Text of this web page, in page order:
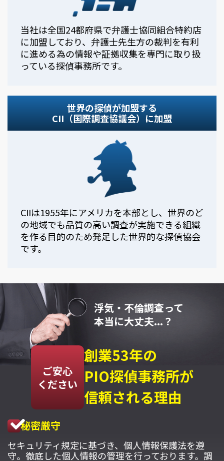
当社は全国24都府県で弁護士協同組合特約店
に加盟しており、弁護士先生方の裁判を有利
に進める為の情報や証拠収集を専門に取り扱
っている探偵事務所です。
世界の探偵が加盟する
CII（国際調査協議会）に加盟
CIIは1955年にアメリカを本部とし、世界のど
の地域でも品質の高い調査が実施できる組織
を作る目的のため発足した世界的な探偵協会
です。
浮気・不倫調査って
本当に大丈夫...？
ご安心
ください
創業53年の
PIO探偵事務所が
信頼される理由
秘密厳守
セキュリティ規定に基づき、個人情報保護法を遵
守。徹底した個人情報の管理を行っております。調